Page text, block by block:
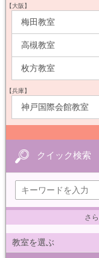
【大阪】
梅田教室
高槻教室
枚方教室
【兵庫】
神戸国際会館教室
クイック検索
さ
教室を選ぶ